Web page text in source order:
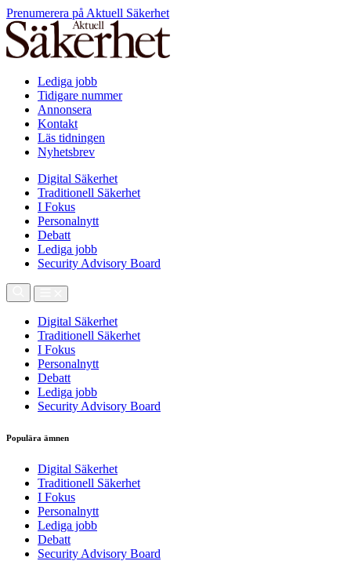
Prenumerera på Aktuell Säkerhet
Lediga jobb
Tidigare nummer
Annonsera
Kontakt
Läs tidningen
Nyhetsbrev
Digital Säkerhet
Traditionell Säkerhet
I Fokus
Personalnytt
Debatt
Lediga jobb
Security Advisory Board
Digital Säkerhet
Traditionell Säkerhet
I Fokus
Personalnytt
Debatt
Lediga jobb
Security Advisory Board
Populära ämnen
Digital Säkerhet
Traditionell Säkerhet
I Fokus
Personalnytt
Lediga jobb
Debatt
Security Advisory Board